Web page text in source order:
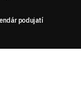
podujatí